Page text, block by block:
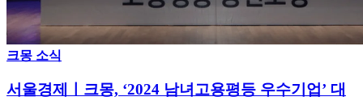
크몽 소식
서울경제ㅣ크몽, ‘2024 남녀고용평등 우수기업’ 대